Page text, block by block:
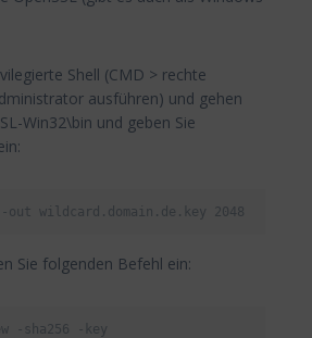
Shell (CMD > rechte
ausführen) und gehen
Win32\bin und geben Sie
out wildcard.domain.de.key 2048
Sie folgenden Befehl ein:
-sha256 -key